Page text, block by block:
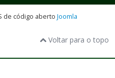
de código aberto Joomla
Voltar para o topo